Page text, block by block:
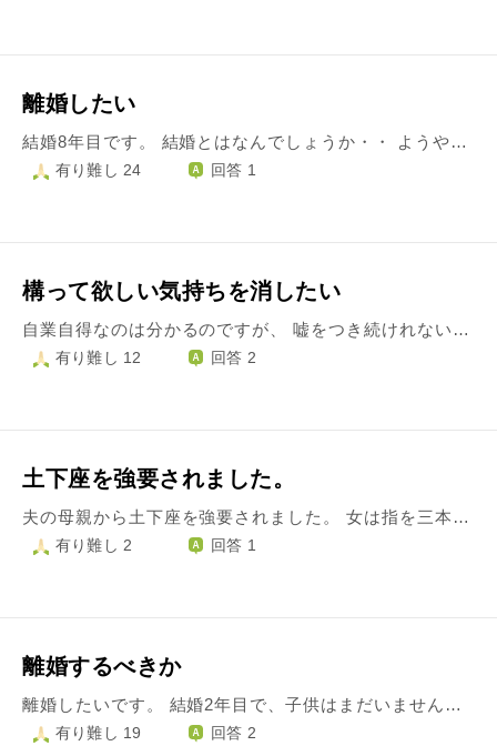
離婚したい
結婚8年目です。 結婚とはなんでしょうか・・ ようやく子宝に恵まれましたが、 一緒にいるだけで息がつまるほど、相手の存在が嫌になり、顔を合わせるのも、話すのも嫌で、関わりたくないと思ってしまい、毎日が苦しいです… この波が度々自分を襲います。。 一度波が来ると2週間は険悪な暮らしになります… その度に離婚を考えてしまいます。。 このような状態になる理由を自分なりに分析すると… 性格不一致が主ですが、 結婚1年目に夫の両親が離婚したことが当時許せなかったのですが、それが闇となっているような気もしています。 許せなかったというのは、 結婚前に挨拶に行った際や両家で会ったときには仲が良くとても突然離婚するような夫婦には見えなかったのです。 離婚した話を聞いたときには、一家に騙されたような気持ちになりました。 離婚した事実だけを夫から知らされ、理由を聞くと、以前から不仲だったと言い、そのときに夫や夫家族に対して不信感を抱きました。 そのこともあり、すぐに子供を作るなど考えられず、一時は離婚まで考えましたが、思いとどまり、今に至ります。 よく分からない文面ですみません… この先モヤモヤせず、気持ちよく過ごしていくには、離婚して夫や夫家族から離れて生きていくしか方法はないのでしょうか… アドバイスを下さい、お願い致します。
有り難し 24 回答 1
構って欲しい気持ちを消したい
自業自得なのは分かるのですが、 嘘をつき続けれないので、 仲良くしていた人に「ごめんなさいこれ嘘だったんです」って言って予想通り切られてきました。 前の投稿から嘘を減らそうと努力はしたのですがかまちょの嘘が辞められません。 細かい嘘を沢山ついてます。 どうしたら構って欲しいとかいうのを消せますか？ 文字数が余ったので嘘の例を。 勉強が終わってないのに勉強終わった。 叩かれてないのに叩かれた。 過去の辛い話を大きく盛る。 自分の悪いとこを全て伏せて相手の悪いとこだけ愚痴る。 自分が辛いっていうのを大げさにする。 相手に気に入られようとしてか性格を作る過程で嘘を多用する。
有り難し 12 回答 2
土下座を強要されました。
夫の母親から土下座を強要されました。 女は指を三本床につけて頭を下げるんだそうです。 夫に対してそうしろと強く言われました。 私は夫に土下座するような関係になりたくないので断ると義母は「昔は女は三つ指ついて出迎えたものだ」と怒りだし、髪の毛を掴まれ無理やり頭を下げさせられました。 夫は「昔の人はそんなもの」と言って取り合ってくれません。 いつ生まれようが現代に生きる限り何歳でも現代人です。 しかもそのあと義母は廊下ですれ違い様に「さっきはごめーん」と笑顔で謝ってきました。 私は余計に腹が立ちました。 すると「謝ったのになんで許さないの！」と義母は怒鳴るのです。 スマホは義母に壊されたので、この端末は夫たちに内緒で契約したものです。 とんでもない人達と家族になってしまいました。 離婚の準備を隠れながら進めていますが、今後何に気を付ければよいでしょうか？
有り難し 2 回答 1
離婚するべきか
離婚したいです。 結婚2年目で、子供はまだいません。 妻の顔色を伺いながら生活するのが疲れました。妻は細かいところがあり、意に沿わないことがあるとすぐ怒り、号泣します。妻は子供を欲しがっていますが、一緒に育てていく自信がありませんし、想像すると怖いです。今まで何度も話し合いましたが、いつも平行線で、自分の声が妻に届いた実感がありません。 家のローンもあり、親も反対しているので、やはり我慢するしかないのでしょうか。 こんな理由で離婚したいというのは自分の我が儘なのでしょうか。
有り難し 19 回答 2